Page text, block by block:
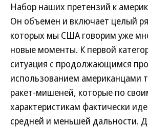
Набор наших претензий к
Он объемен и включает целый
которых мы США говорим уже
новые моменты. К первой
ситуация с продолжающимся
использованием американцами
ракет-мишеней, которые по
характеристикам фактически
средней и меньшей дальности.